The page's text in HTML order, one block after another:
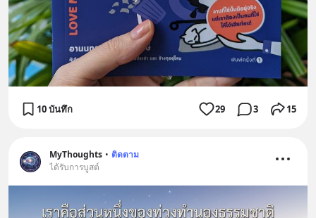
10 บันทึก 29 3 15
MyThoughts • ติดตาม
ได้รับการบูสต์